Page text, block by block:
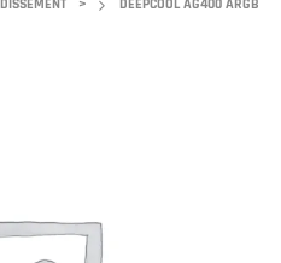
> DEEPCOOL AG400 ARGB